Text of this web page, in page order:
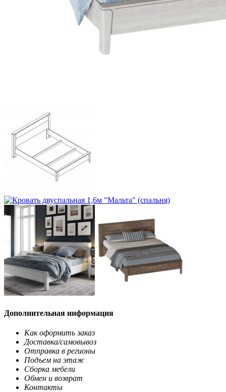
Дополнительная информация
Как оформить заказ
Доставка/самовывоз
Отправка в регионы
Подъем на этаж
Сборка мебели
Обмен и возврат
Контакты